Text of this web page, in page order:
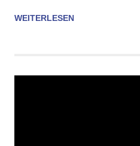
WEITERLESEN